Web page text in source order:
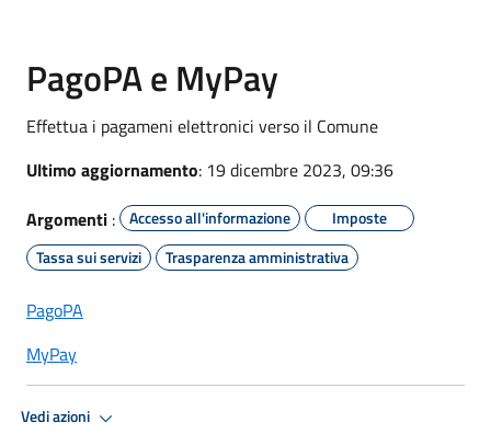
PagoPA e MyPay
Effettua i pagameni elettronici verso il Comune
Ultimo aggiornamento: 19 dicembre 2023, 09:36
Argomenti : Accesso all'informazione
Imposte
Tassa sui servizi
Trasparenza amministrativa
PagoPA
MyPay
Vedi azioni